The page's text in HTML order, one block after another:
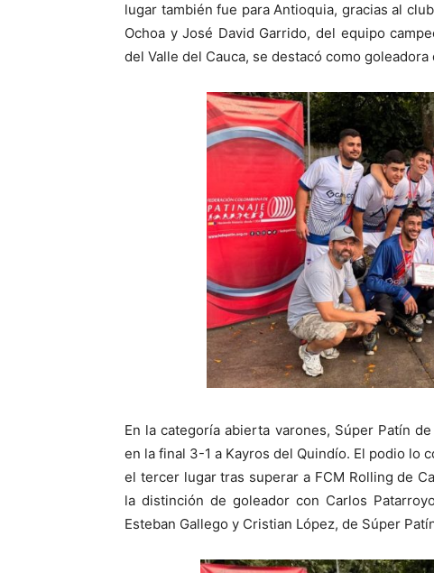
lugar también fue para Antioquia, gracias al
Ochoa y José David Garrido, del equipo
del Valle del Cauca, se destacó como goleadora
En la categoría abierta varones, Súper Patín
en la final 3-1 a Kayros del Quindío. El podio lo
el tercer lugar tras superar a FCM Rolling de
la distinción de goleador con Carlos
Esteban Gallego y Cristian López, de Súper